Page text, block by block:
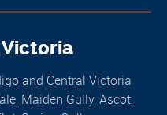
and Central Victoria
Maiden Gully, Ascot,